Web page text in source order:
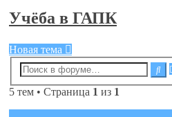
Учёба в ГАПК
Новая тема
5 тем • Страница 1 из 1